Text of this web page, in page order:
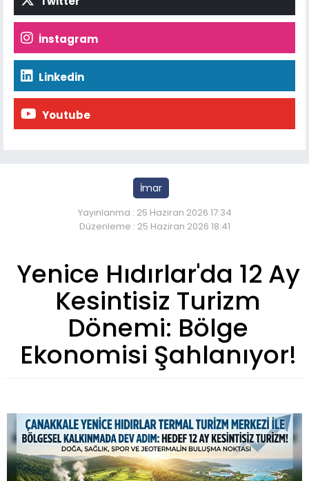
İnstagram
Linkedin
Youtube
İmar
Yayınlanma : 25 Haziran 2026 17:34
Düzenleme : 25 Haziran 2026 18:41
Yenice Hıdırlar'da 12 Ay
Kesintisiz Turizm
Dönemi: Bölge
Ekonomisi Şahlanıyor!